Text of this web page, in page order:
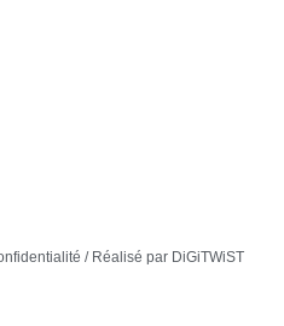
/ Réalisé par DiGiTWiST